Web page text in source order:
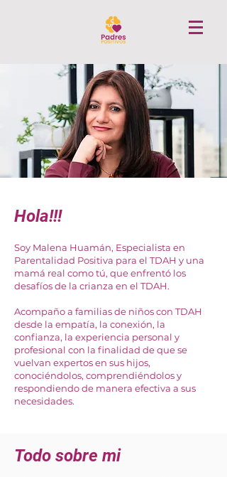
Hola!!!
Soy Malena Huamán, Especialista en
Parentalidad Positiva para el TDAH y una
mamá real como tú, que enfrentó los
desafíos de la crianza en el TDAH.
Acompaño a familias de niños con TDAH
desde la empatía, la conexión, la
confianza, la experiencia personal y
profesional con la finalidad de que se
vuelvan expertos en sus hijos,
conociéndolos, comprendiéndolos y
respondiendo de manera efectiva a sus
necesidades.
Todo sobre mi